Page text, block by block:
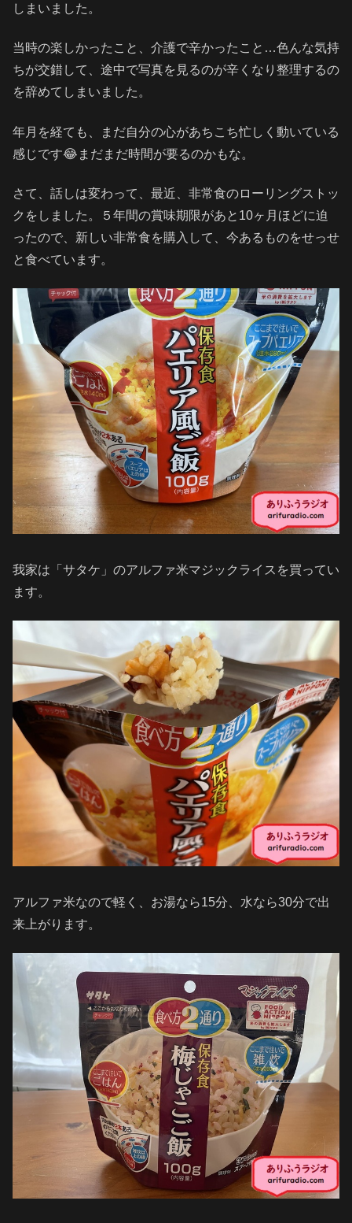
しまいました。
当時の楽しかったこと、介護で辛かったこと…色んな気持
ちが交錯して、途中で写真を見るのが辛くなり整理するの
を辞めてしまいました。
年月を経ても、まだ自分の心があちこち忙しく動いている
感じです😂まだまだ時間が要るのかもな。
さて、話しは変わって、最近、非常食のローリングストッ
クをしました。５年間の賞味期限があと10ヶ月ほどに迫
ったので、新しい非常食を購入して、今あるものをせっせ
と食べています。
我家は「サタケ」のアルファ米マジックライスを買ってい
ます。
アルファ米なので軽く、お湯なら15分、水なら30分で出
来上がります。